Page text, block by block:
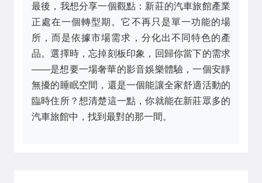
最後，我想分享一個觀點：新莊的汽車旅館產業
正處在一個轉型期。它不再只是單一功能的場
所，而是依據市場需求，分化出不同特色的產
品。選擇時，忘掉刻板印象，回歸你當下的需求
——是想要一場奢華的影音娛樂體驗，一個安靜
無擾的睡眠空間，還是一個能讓全家舒適活動的
臨時住所？想清楚這一點，你就能在新莊眾多的
汽車旅館中，找到最對的那一間。